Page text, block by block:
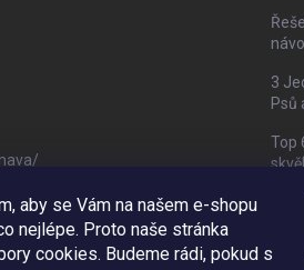
aby se Vám na našem e-shopu
nejlépe. Proto naše stránka
cookies. Budeme rádi, pokud s
3
Psů
Top